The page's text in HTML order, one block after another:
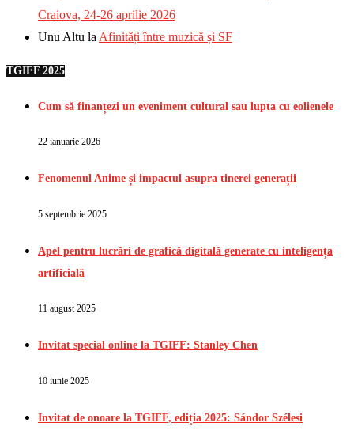
Craiova, 24-26 aprilie 2026
Unu Altu la Afinități între muzică și SF
TGIFF 2025
Cum să finanțezi un eveniment cultural sau lupta cu eolienele
22 ianuarie 2026
Fenomenul Anime și impactul asupra tinerei generații
5 septembrie 2025
Apel pentru lucrări de grafică digitală generate cu inteligența
artificială
11 august 2025
Invitat special online la TGIFF: Stanley Chen
10 iunie 2025
Invitat de onoare la TGIFF, ediția 2025: Sándor Szélesi